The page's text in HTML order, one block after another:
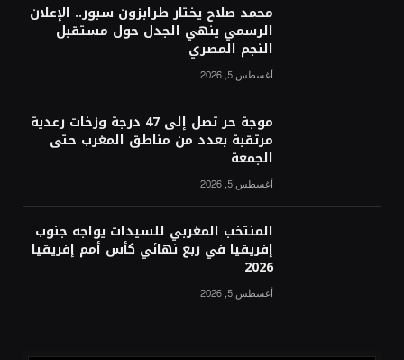
محمد صلاح يختار طرابزون سبور.. الإعلان
الرسمي ينهي الجدل حول مستقبل
النجم المصري
أغسطس 5, 2026
موجة حر تصل إلى 47 درجة وزخات رعدية
مرتقبة بعدد من مناطق المغرب حتى
الجمعة
أغسطس 5, 2026
المنتخب المغربي للسيدات يواجه جنوب
إفريقيا في ربع نهائي كأس أمم إفريقيا
2026
أغسطس 5, 2026